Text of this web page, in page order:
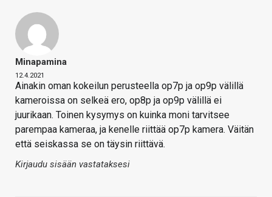
Minapamina
12.4.2021
Ainakin oman kokeilun perusteella op7p ja op9p välillä
kameroissa on selkeä ero, op8p ja op9p välillä ei
juurikaan. Toinen kysymys on kuinka moni tarvitsee
parempaa kameraa, ja kenelle riittää op7p kamera. Väitän
että seiskassa se on täysin riittävä.
Kirjaudu sisään vastataksesi